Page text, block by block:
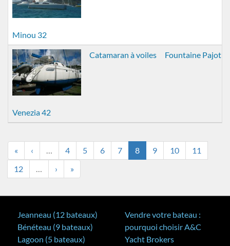
Minou 32
Venezia 42
Catamaran à voiles Fountaine Pajot
« ‹ … 4 5 6 7 8 9 10
11
12
… › »
Jeanneau (12 bateaux)
Bénéteau (9 bateaux)
Lagoon (5 bateaux)
Vendre votre bateau :
pourquoi choisir A&C
Yacht Brokers